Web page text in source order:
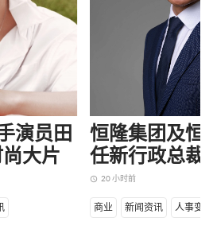
演员田
大片
恒隆集团及恒
任新行政总裁
access_time 20 小时前
商业 新闻资讯 人事变动